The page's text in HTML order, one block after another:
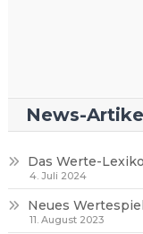
News-
Das Werte-
4. Juli 2024
Neues
11. August 2023